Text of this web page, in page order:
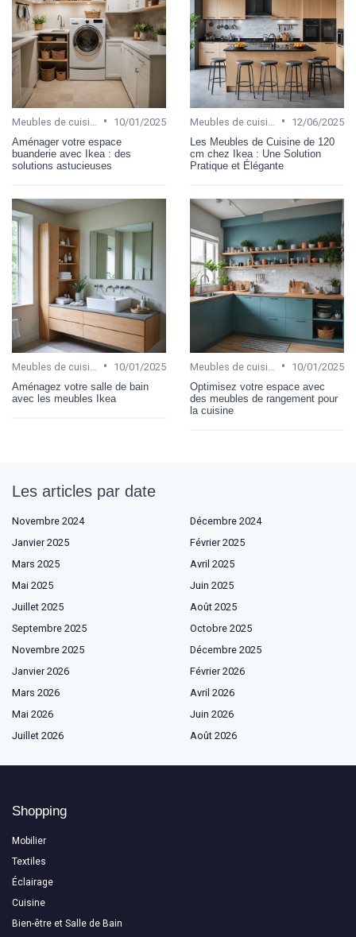
•
10/01/2025
Aménager votre espace
buanderie avec Ikea : des
solutions astucieuses
•
12/06/2025
Les Meubles de Cuisine de 120
cm chez Ikea : Une Solution
Pratique et Élégante
•
10/01/2025
Aménagez votre salle de bain
avec les meubles Ikea
•
10/01/2025
Optimisez votre espace avec
des meubles de rangement pour
la cuisine
Les articles par date
Novembre 2024
Décembre 2024
Janvier 2025
Février 2025
Mars 2025
Avril 2025
Mai 2025
Juin 2025
Juillet 2025
Août 2025
Septembre 2025
Octobre 2025
Novembre 2025
Décembre 2025
Janvier 2026
Février 2026
Mars 2026
Avril 2026
Mai 2026
Juin 2026
Juillet 2026
Août 2026
Shopping
Mobilier
Textiles
Éclairage
Cuisine
Bien-être et Salle de Bain